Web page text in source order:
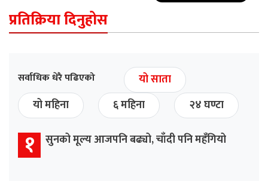
प्रतिक्रिया दिनुहोस
सर्वाधिक धेरै पढिएको
यो साता
यो महिना
६ महिना २४ घण्टा
१ सुनको मूल्य आजपनि बढ्यो, चाँदी पनि महँगियो